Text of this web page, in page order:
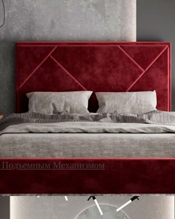
Подъемным Механизмом